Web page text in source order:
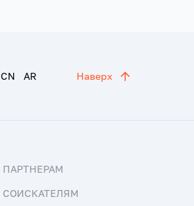
CN AR Наверх
ПАРТНЕРАМ
СОИСКАТЕЛЯМ